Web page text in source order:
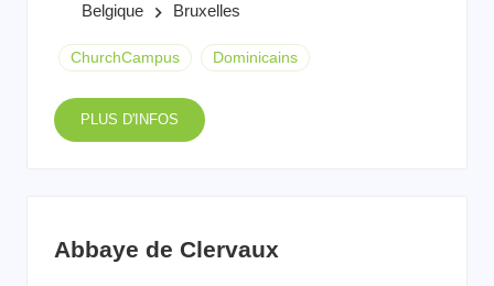
Belgique
keyboard_arrow_right Bruxelles
ChurchCampus Dominicains
PLUS D'INFOS
Abbaye de Clervaux